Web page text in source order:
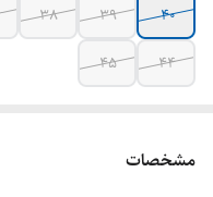
40
39
38
44
45
مشخصات